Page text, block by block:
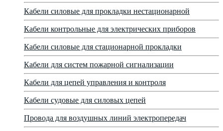
Кабели силовые для прокладки нестационарной
Кабели контрольные для электрических приборов
Кабели силовые для стационарной прокладки
Кабели для систем пожарной сигнализации
Кабели для цепей управления и контроля
Кабели судовые для силовых цепей
Провода для воздушных линий электропередач